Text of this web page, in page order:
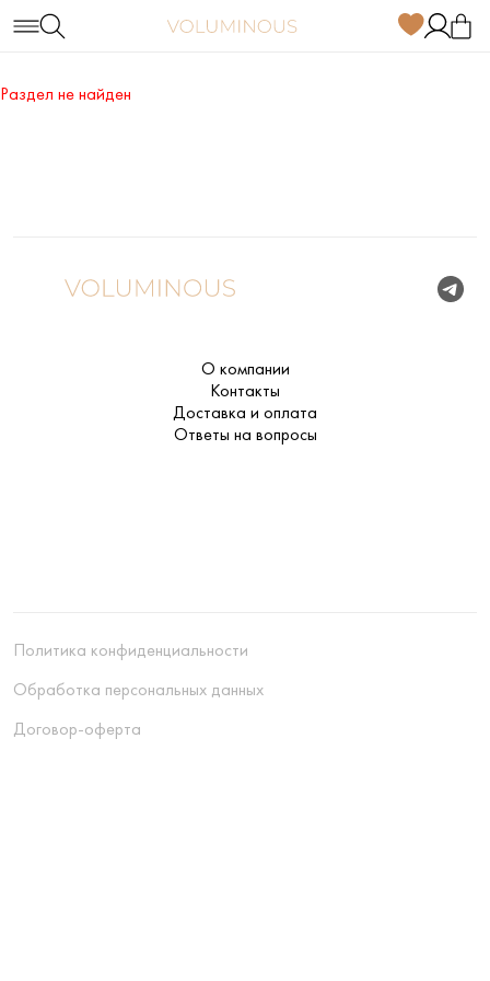
Раздел не найден
О компании
Контакты
Доставка и оплата
Ответы на вопросы
Политика конфиденциальности
Обработка персональных данных
Договор-оферта